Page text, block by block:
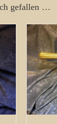
gefallen …